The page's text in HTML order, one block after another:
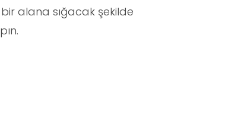
alana sığacak şekilde